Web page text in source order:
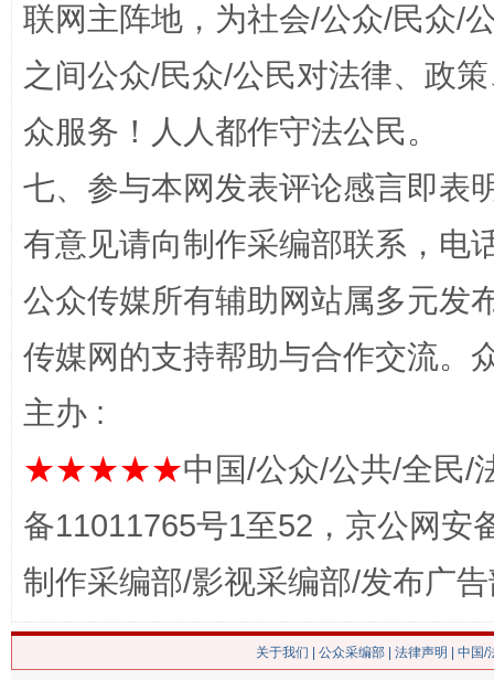
习近平的博鳌关键词
魏明亮
生
联网主阵地，为社会/公众/民众/
之间公众/民众/公民对法律、政
众服务！人人都作守法公民。
七、参与本网发表评论感言即表
有意见请向制作采编部联系，电
公众传媒所有辅助网站属多元发
传媒网的支持帮助与合作交流。
主办 :
★★★★★中国/公众/公共/全民/
备11011765号1至52，京公网安
制作采编部/影视采编部/发布广
关于我们 公众采编部 法律声明 | 中国